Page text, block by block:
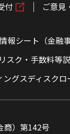
付 ご意見
報シート（金融
リスク・手数料等
ングスディスクロ
商）第142号